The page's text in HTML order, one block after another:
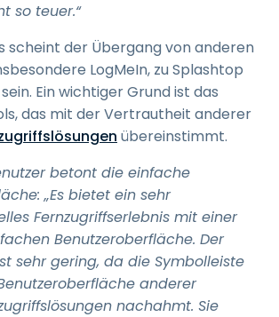
so teuer.“
scheint der Übergang von anderen
LogMeIn, zu Splashtop
Ein wichtiger Grund ist das
das mit der Vertrautheit anderer
übereinstimmt.
betont die einfache
„Es bietet ein sehr
Fernzugriffserlebnis mit einer
Benutzeroberfläche. Der
sehr gering, da die Symbolleiste
anderer
nachahmt. Sie